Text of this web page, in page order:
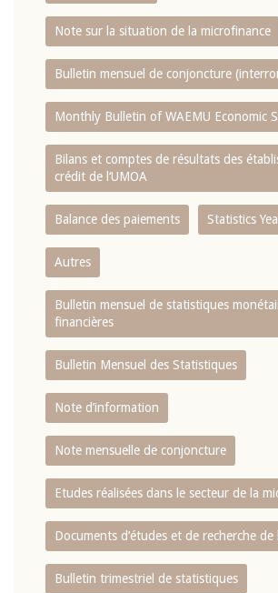
Note sur la situation de la microfinance
Bulletin mensuel de conjoncture
Monthly Bulletin of WAEMU Economic
Bilans et comptes de résultats des
crédit de l‘UMOA
Balance des paiements Statistics
Autres
Bulletin mensuel de statistiques
financières
Bulletin Mensuel des Statistiques
Note d’information
Note mensuelle de conjoncture
Etudes réalisées dans le secteur de la
Documents d’études et de recherche de
Bulletin trimestriel de statistiques